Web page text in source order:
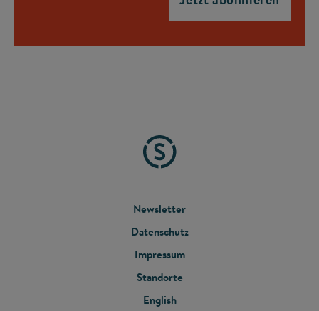
FOOTER
MENU
Newsletter
Datenschutz
Impressum
Standorte
English